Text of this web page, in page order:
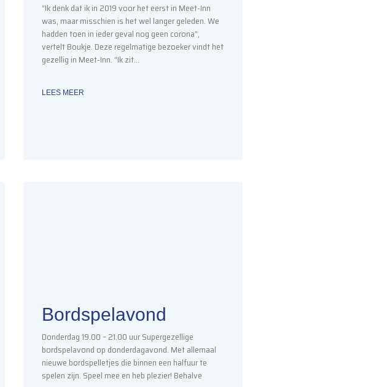
“Ik denk dat ik in 2019 voor het eerst in Meet-Inn
was, maar misschien is het wel langer geleden. We
hadden toen in ieder geval nog geen corona”,
vertelt Boukje. Deze regelmatige bezoeker vindt het
gezellig in Meet-Inn. “Ik zit…
LEES MEER
Bordspelavond​
Donderdag 19.00 – 21.00 uur Supergezellige
bordspelavond op donderdagavond. Met allemaal
nieuwe bordspelletjes die binnen een halfuur te
spelen zijn. Speel mee en heb plezier! Behalve